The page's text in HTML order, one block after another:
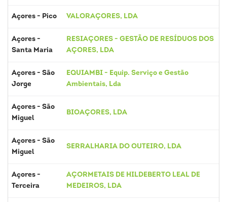
Açores - Pico VALORAÇORES, LDA
Açores -
Santa Maria
RESIAÇORES - GESTÃO DE RESÍDUOS DOS
AÇORES, LDA
Açores - São
Jorge
EQUIAMBI - Equip. Serviço e Gestão
Ambientais, Lda
Açores - São
Miguel
BIOAÇORES, LDA
Açores - São
Miguel
SERRALHARIA DO OUTEIRO, LDA
Açores -
Terceira
AÇORMETAIS DE HILDEBERTO LEAL DE
MEDEIROS, LDA